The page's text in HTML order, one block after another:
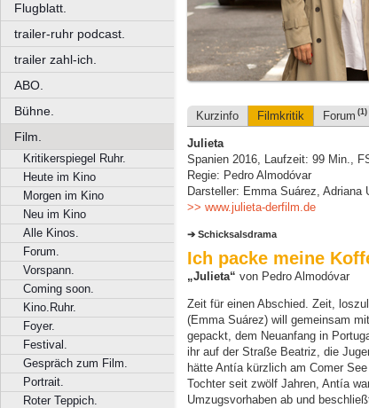
Flugblatt.
trailer-ruhr podcast.
trailer zahl-ich.
ABO.
Bühne.
Film.
Kritikerspiegel Ruhr.
Heute im Kino
Morgen im Kino
Neu im Kino
Alle Kinos.
Forum.
Vorspann.
Coming soon.
Kino.Ruhr.
Foyer.
Festival.
Gespräch zum Film.
Portrait.
Roter Teppich.
Kurzinfo Filmkritik Forum (1)
Julieta
Spanien 2016, Laufzeit: 99 Min.,
Regie: Pedro Almodóvar
Darsteller: Emma Suárez, Adriana
>> www.julieta-derfilm.de
Schicksalsdrama
Ich packe meine
„Julieta“ von Pedro Almodóvar
Zeit für einen Abschied. Zeit,
(Emma Suárez) will gemeinsam
gepackt, dem Neuanfang in
ihr auf der Straße Beatriz, die
hätte Antía kürzlich am Comer
Tochter seit zwölf Jahren, Antía
Umzugsvorhaben ab und